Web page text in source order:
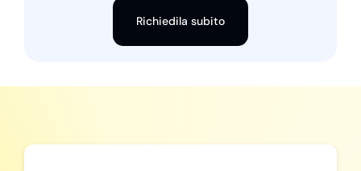
Richiedila subito